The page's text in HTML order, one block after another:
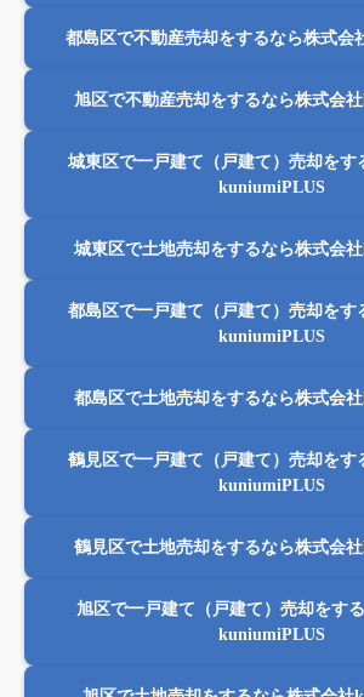
都島区で不動産売却をするなら株式会
旭区で不動産売却をするなら株式会
城東区で一戸建て（戸建て）売却をす
kuniumiPLUS
城東区で土地売却をするなら株式会
都島区で一戸建て（戸建て）売却をす
kuniumiPLUS
都島区で土地売却をするなら株式会
鶴見区で一戸建て（戸建て）売却をす
kuniumiPLUS
鶴見区で土地売却をするなら株式会
旭区で一戸建て（戸建て）売却をす
kuniumiPLUS